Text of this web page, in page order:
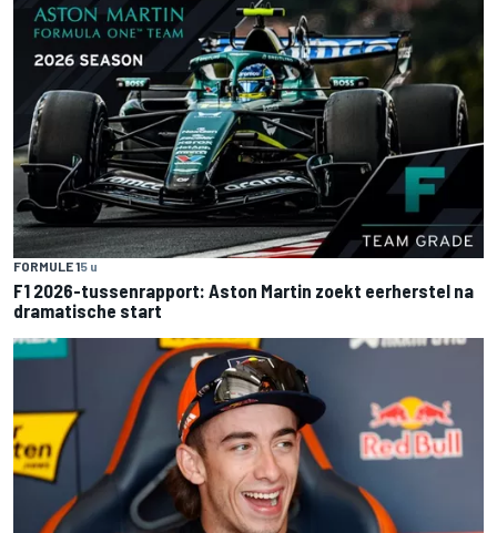
FORMULE 15 u
F1 2026-tussenrapport: Aston Martin zoekt eerherstel na
dramatische start